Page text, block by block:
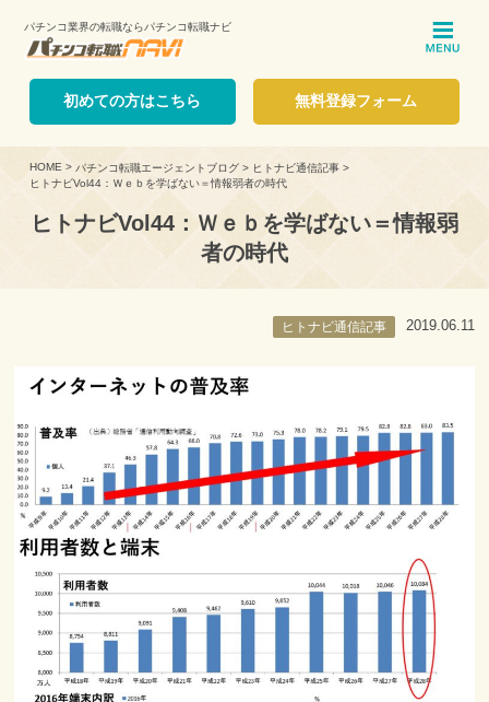
パチンコ業界の転職ならパチンコ転職ナビ
初めての方はこちら 無料登録フォーム
HOME > パチンコ転職エージェントブログ> ヒトナビ通信記事>
ヒトナビVol44：Ｗｅｂを学ばない＝情報弱者の時代
ヒトナビVol44：Ｗｅｂを学ばない＝情報弱
者の時代
ヒトナビ通信記事 2019.06.11